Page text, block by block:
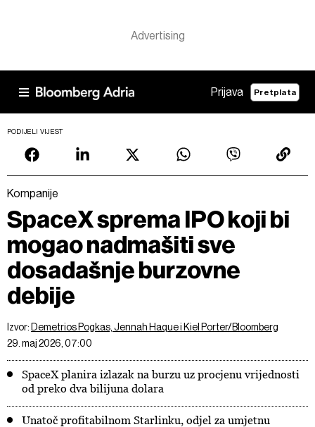
Prijava Pretplata
PODIJELI VIJEST
Kompanije
SpaceX sprema IPO koji bi
mogao nadmašiti sve
dosadašnje burzovne
debije
Izvor: Demetrios Pogkas, Jennah Haque i Kiel Porter/Bloomberg
29. maj 2026, 07:00
SpaceX planira izlazak na burzu uz procjenu vrijednosti
od preko dva bilijuna dolara
Unatoč profitabilnom Starlinku, odjel za umjetnu